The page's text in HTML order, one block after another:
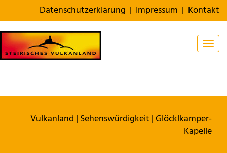
Datenschutzerklärung | Impressum | Kontakt
Vulkanland | Sehenswürdigkeit |Glöcklkamper-
Kapelle